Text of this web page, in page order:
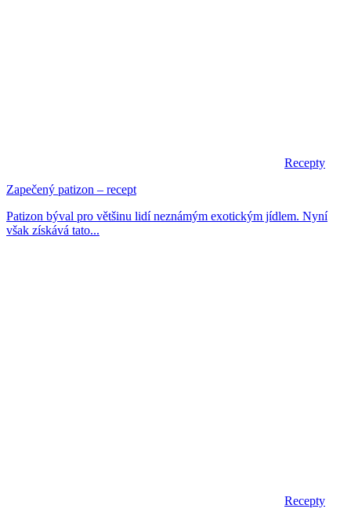
Recepty
Zapečený patizon – recept
Patizon býval pro většinu lidí neznámým exotickým jídlem. Nyní
však získává tato...
Recepty